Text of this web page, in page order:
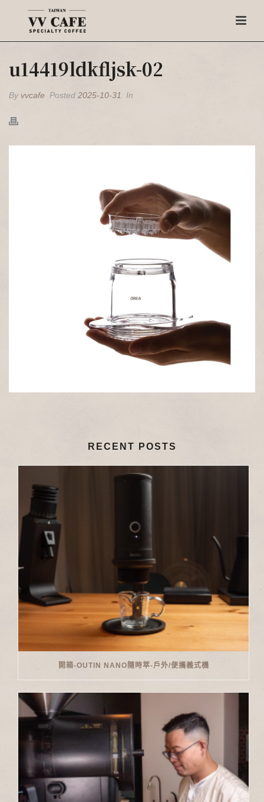
u14419ldkfljsk-02
By vvcafe Posted 2025-10-31 In
RECENT POSTS
開箱-OUTIN NANO隨時萃-戶外/便攜義式機